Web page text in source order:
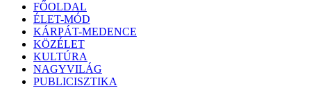
FŐOLDAL
ÉLET-MÓD
KÁRPÁT-MEDENCE
KÖZÉLET
KULTÚRA
NAGYVILÁG
PUBLICISZTIKA